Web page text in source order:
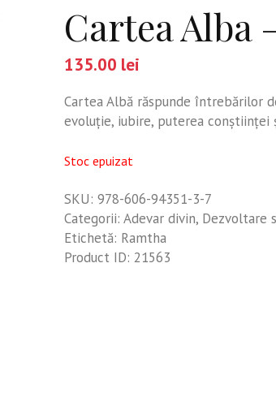
Cartea Alba
135.00 lei
Cartea Albă răspunde întrebărilor
evoluţie, iubire, puterea conştiinţei
Stoc epuizat
SKU: 978-606-94351-3-7
Categorii: Adevar divin, Dezvoltare
Etichetă: Ramtha
Product ID: 21563